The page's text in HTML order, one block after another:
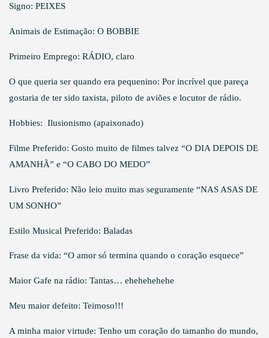
Signo: PEIXES
Animais de Estimação: O BOBBIE
Primeiro Emprego: RÁDIO, claro
O que queria ser quando era pequenino: Por incrível que pareça
gostaria de ter sido taxista, piloto de aviões e locutor de rádio.
Hobbies: Ilusionismo (apaixonado)
Filme Preferido: Gosto muito de filmes talvez “O DIA DEPOIS DE
AMANHÃ” e “O CABO DO MEDO”
Livro Preferido: Não leio muito mas seguramente “NAS ASAS DE
UM SONHO”
Estilo Musical Preferido: Baladas
Frase da vida: “O amor só termina quando o coração esquece”
Maior Gafe na rádio: Tantas… ehehehehehe
Meu maior defeito: Teimoso!!!
A minha maior virtude: Tenho um coração do tamanho do mundo,